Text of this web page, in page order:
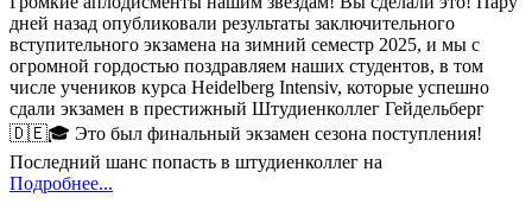
дней назад опубликовали результаты заключительного
вступительного экзамена на зимний семестр 2025, и мы с
огромной гордостью поздравляем наших студентов, в том
числе учеников курса Heidelberg Intensiv, которые успешно
сдали экзамен в престижный Штудиенколлег Гейдельберг
🇩🇪🎓 Это был финальный экзамен сезона поступления!
Последний шанс попасть в штудиенколлег на
Подробнее...